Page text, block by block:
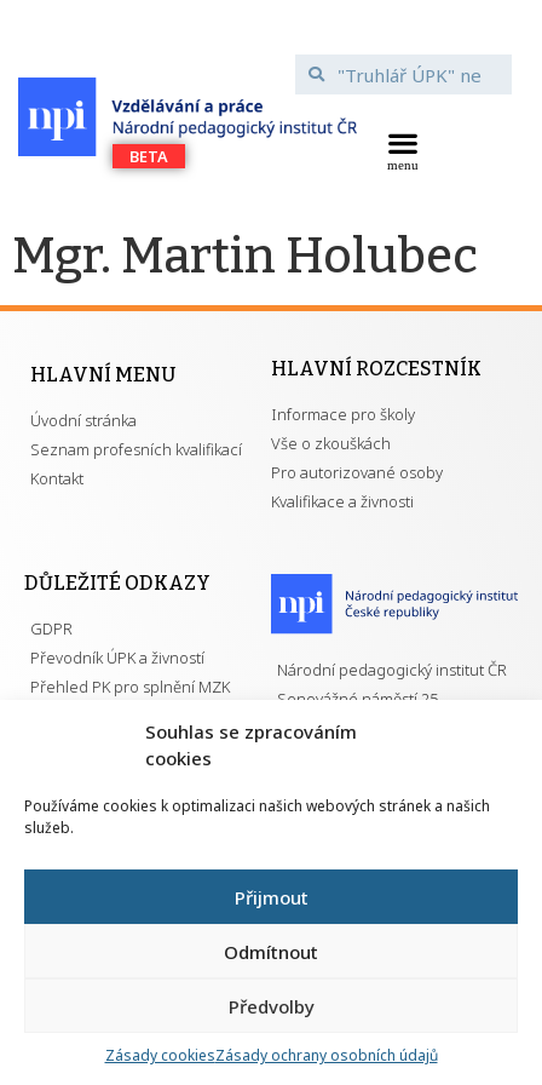
Souhlas se zpracováním
cookies
Používáme cookies k optimalizaci našich webových stránek a našich
služeb.
Přijmout
Odmítnout
Předvolby
Zásady cookiesZásady ochrany osobních údajů
Mgr. Martin Holubec
HLAVNÍ MENU
Úvodní stránka
Seznam profesních kvalifikací
Kontakt
HLAVNÍ ROZCESTNÍK
Informace pro školy
Vše o zkouškách
Pro autorizované osoby
Kvalifikace a živnosti
DŮLEŽITÉ ODKAZY
GDPR
Převodník ÚPK a živností
Přehled PK pro splnění MZK
Národní pedagogický institut ČR
Senovážné náměstí 25
110 00 Praha 1